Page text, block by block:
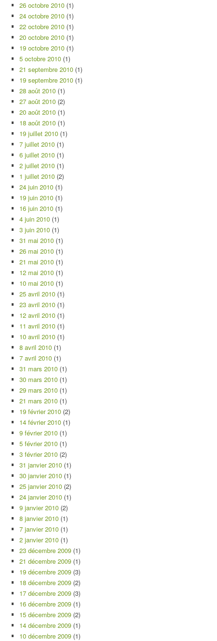
26 octobre 2010 (1)
24 octobre 2010 (1)
22 octobre 2010 (1)
20 octobre 2010 (1)
19 octobre 2010 (1)
5 octobre 2010 (1)
21 septembre 2010 (1)
19 septembre 2010 (1)
28 août 2010 (1)
27 août 2010 (2)
20 août 2010 (1)
18 août 2010 (1)
19 juillet 2010 (1)
7 juillet 2010 (1)
6 juillet 2010 (1)
2 juillet 2010 (1)
1 juillet 2010 (2)
24 juin 2010 (1)
19 juin 2010 (1)
16 juin 2010 (1)
4 juin 2010 (1)
3 juin 2010 (1)
31 mai 2010 (1)
26 mai 2010 (1)
21 mai 2010 (1)
12 mai 2010 (1)
10 mai 2010 (1)
25 avril 2010 (1)
23 avril 2010 (1)
12 avril 2010 (1)
11 avril 2010 (1)
10 avril 2010 (1)
8 avril 2010 (1)
7 avril 2010 (1)
31 mars 2010 (1)
30 mars 2010 (1)
29 mars 2010 (1)
21 mars 2010 (1)
19 février 2010 (2)
14 février 2010 (1)
9 février 2010 (1)
5 février 2010 (1)
3 février 2010 (2)
31 janvier 2010 (1)
30 janvier 2010 (1)
25 janvier 2010 (2)
24 janvier 2010 (1)
9 janvier 2010 (2)
8 janvier 2010 (1)
7 janvier 2010 (1)
2 janvier 2010 (1)
23 décembre 2009 (1)
21 décembre 2009 (1)
19 décembre 2009 (3)
18 décembre 2009 (2)
17 décembre 2009 (3)
16 décembre 2009 (1)
15 décembre 2009 (2)
14 décembre 2009 (1)
10 décembre 2009 (1)